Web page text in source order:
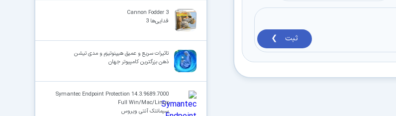
ثبت ❯
Cannon Fodder 3
فدایی‌ها 3
تاثیرات سریع و عمیق هیپنوتیزم و مدی تیشن
ذهن بزرگترین کامپیوتر جهان
Symantec Endpoint Protection 14.3.9689.7000
Full Win/Mac/Linux
سیمانتک آنتی ویروس